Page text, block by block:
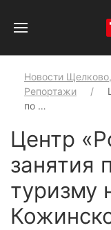
Новости
Репортажи
по …
Центр
занятия
туризму